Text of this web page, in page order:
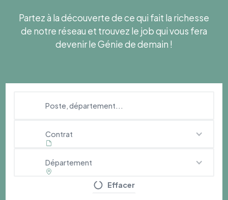
Partez à la découverte de ce qui fait la richesse
de notre réseau et trouvez le job qui vous fera
devenir le Génie de demain !
Contrat
Département
Effacer